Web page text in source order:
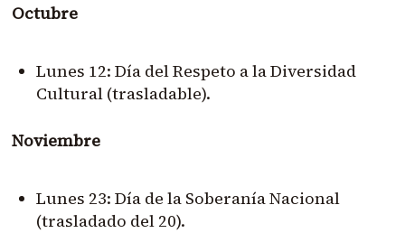
Octubre
Lunes 12: Día del Respeto a la Diversidad
Cultural (trasladable).
Noviembre
Lunes 23: Día de la Soberanía Nacional
(trasladado del 20).